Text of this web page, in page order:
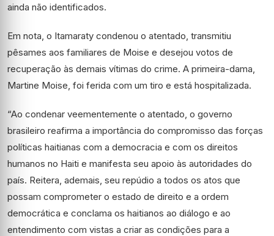
ainda não identificados.
Em nota, o Itamaraty condenou o atentado, transmitiu
pêsames aos familiares de Moise e desejou votos de
recuperação às demais vítimas do crime. A primeira-dama,
Martine Moise, foi ferida com um tiro e está hospitalizada.
“Ao condenar veementemente o atentado, o governo
brasileiro reafirma a importância do compromisso das forças
políticas haitianas com a democracia e com os direitos
humanos no Haiti e manifesta seu apoio às autoridades do
país. Reitera, ademais, seu repúdio a todos os atos que
possam comprometer o estado de direito e a ordem
democrática e conclama os haitianos ao diálogo e ao
entendimento com vistas a criar as condições para a